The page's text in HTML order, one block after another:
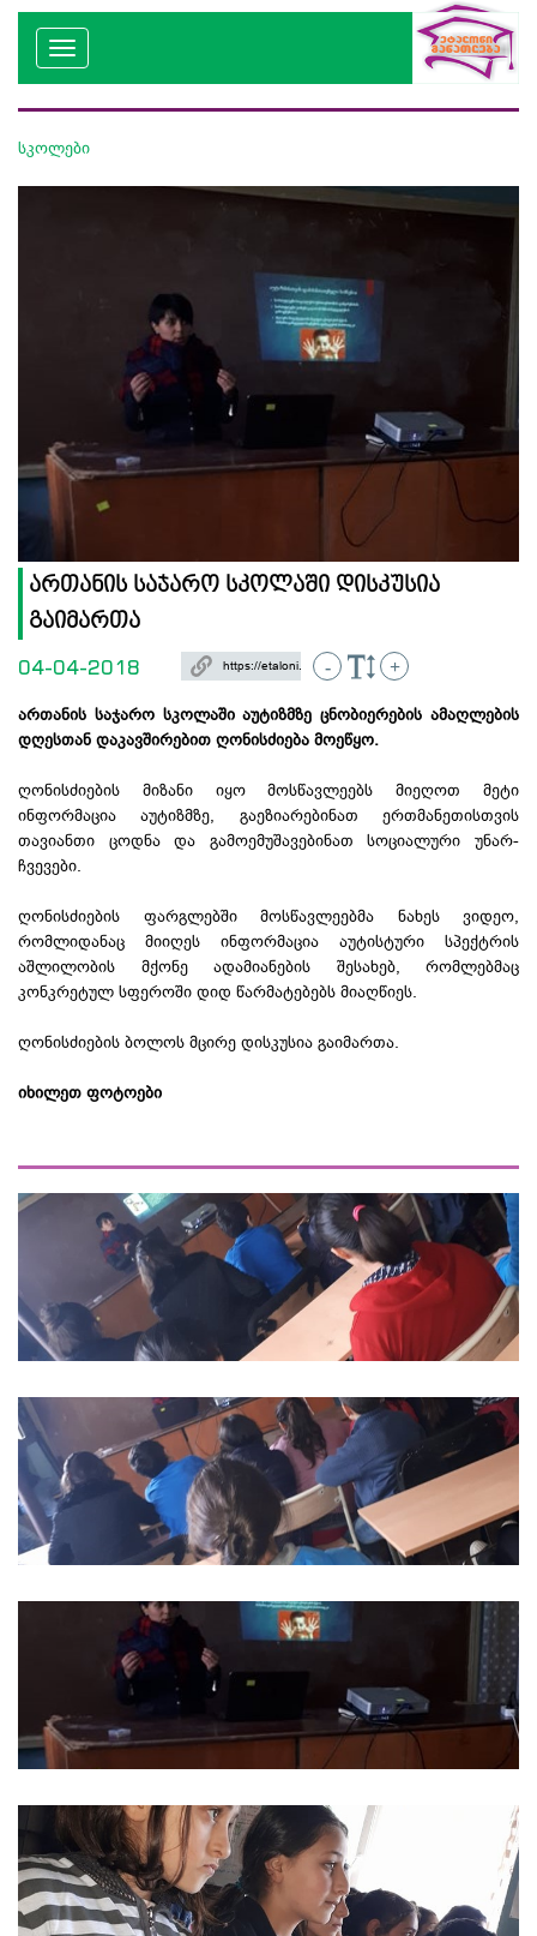
სკოლები
ართანის საჯარო სკოლაში დისკუსია
გაიმართა
04-04-2018 - +
ართანის საჯარო სკოლაში აუტიზმზე ცნობიერების ამაღლების
დღესთან დაკავშირებით ღონისძიება მოეწყო.
ღონისძიების მიზანი იყო მოსწავლეებს მიეღოთ მეტი
ინფორმაცია აუტიზმზე, გაეზიარებინათ ერთმანეთისთვის
თავიანთი ცოდნა და გამოემუშავებინათ სოციალური უნარ-
ჩვევები.
ღონისძიების ფარგლებში მოსწავლეებმა ნახეს ვიდეო,
რომლიდანაც მიიღეს ინფორმაცია აუტისტური სპექტრის
აშლილობის მქონე ადამიანების შესახებ, რომლებმაც
კონკრეტულ სფეროში დიდ წარმატებებს მიაღწიეს.
ღონისძიების ბოლოს მცირე დისკუსია გაიმართა.
იხილეთ ფოტოები